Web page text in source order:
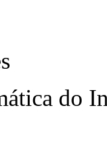
do